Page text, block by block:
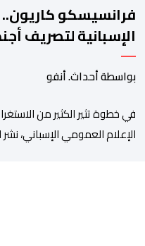
فرانسيسكو
الإسبانية لتصريف
بواسطة أحداث. أنفو
في خطوة تثير الكثير من
الإعلام العمومي الإسباني،